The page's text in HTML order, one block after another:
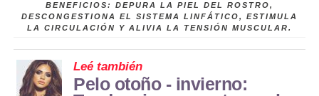
BENEFICIOS: DEPURA LA PIEL DEL ROSTRO,
DESCONGESTIONA EL SISTEMA LINFÁTICO, ESTIMULA
LA CIRCULACIÓN Y ALIVIA LA TENSIÓN MUSCULAR.
Leé también
Pelo otoño - invierno: